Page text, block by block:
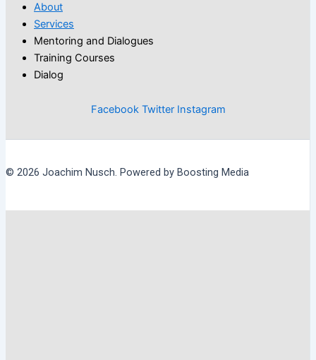
About
Services
Mentoring and Dialogues
Training Courses
Dialog
Facebook Twitter Instagram
© 2026 Joachim Nusch. Powered by Boosting Media